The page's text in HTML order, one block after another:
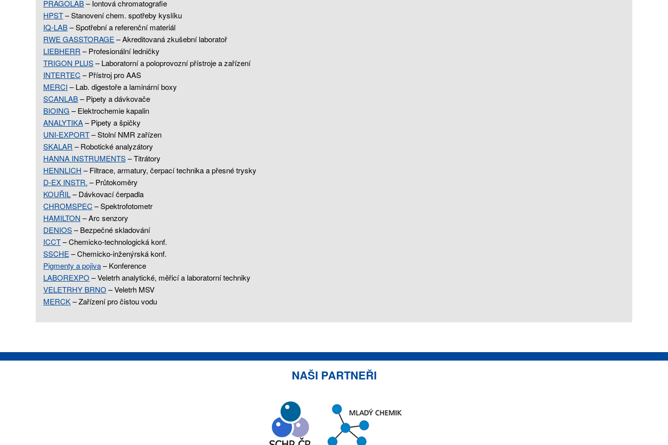
PRAGOLAB– Iontová chromatografie
HPST– Stanovení chem. spotřeby kyslíku
IQ-LAB– Spotřební a referenční materiál
RWE GASSTORAGE – Akreditovaná zkušební laboratoř
LIEBHERR – Profesionální ledničky
TRIGON PLUS– Laboratorní a poloprovozní přístroje a zařízení
INTERTEC – Přístroj pro AAS
MERCI – Lab. digestoře a laminární boxy
SCANLAB– Pipety a dávkovače
BIOING – Elektrochemie kapalin
ANALYTIKA– Pipety a špičky
UNI-EXPORT– Stolní NMR zařízen
SKALAR – Robotické analyzátory
HANNA INSTRUMENTS– Titrátory
HENNLICH – Filtrace, armatury, čerpací technika a přesné trysky
D-EX INSTR. – Průtokoměry
KOUŘIL– Dávkovací čerpadla
CHROMSPEC – Spektrofotometr
HAMILTON – Arc senzory
DENIOS– Bezpečné skladování
ICCT– Chemicko-technologická konf.
SSCHE – Chemicko-inženýrská konf.
Pigmenty a pojiva– Konference
LABOREXPO – Veletrh analytické, měřicí a laboratorní techniky
VELETRHY BRNO – Veletrh MSV
MERCK– Zařízení pro čistou vodu
NAŠI PARTNEŘI